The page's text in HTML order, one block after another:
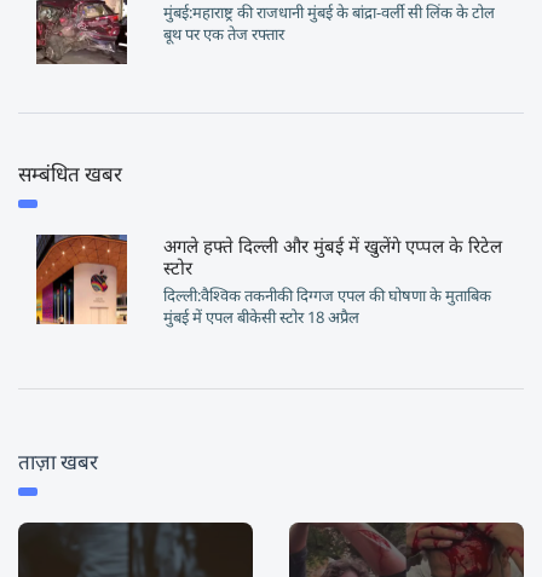
मुंबई:महाराष्ट्र की राजधानी मुंबई के बांद्रा-वर्ली सी लिंक के टोल
बूथ पर एक तेज रफ्तार
सम्बंधित खबर
अगले हफ्ते दिल्ली और मुंबई में खुलेंगे एप्पल के रिटेल
स्टोर
दिल्ली:वैश्विक तकनीकी दिग्गज एपल की घोषणा के मुताबिक
मुंबई में एपल बीकेसी स्टोर 18 अप्रैल
ताज़ा खबर